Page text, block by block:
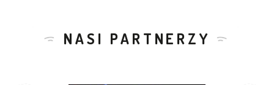
NASI PARTNERZY